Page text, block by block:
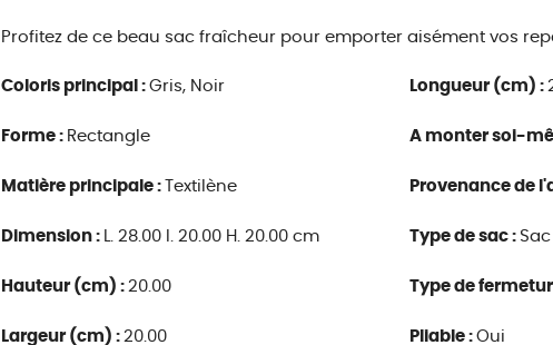
Profitez de ce beau sac fraîcheur pour emporter aisément vos
Coloris principal : Gris, Noir
Forme : Rectangle
Matière principale : Textilène
Dimension : L. 28.00 l. 20.00 H. 20.00 cm
Hauteur (cm) : 20.00
Largeur (cm) : 20.00
Longueur (cm) :
A monter soi-
Provenance de
Type de sac :
Type de
Pliable : Oui